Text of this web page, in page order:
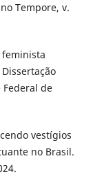
Tempore, v.
feminista
de
vestígios
no Brasil.